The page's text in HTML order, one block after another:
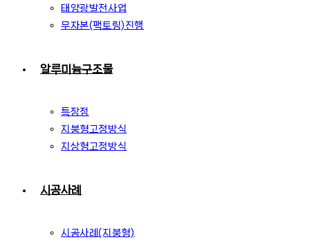
태양광발전사업
무자본(팩토링)진행
알루미늄구조물
특장점
지붕형고정방식
지상형고정방식
시공사례
시공사례(지붕형)